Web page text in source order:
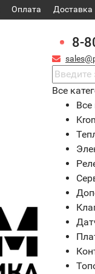
Оплата Доставка
8-
Все
Все